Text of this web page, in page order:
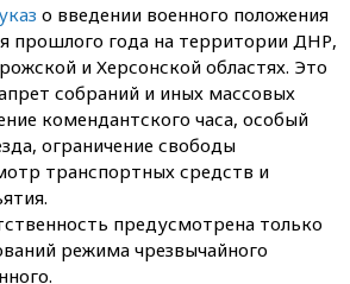
указ о введении военного положения
прошлого года на территории ДНР,
и Херсонской областях. Это
собраний и иных массовых
комендантского часа, особый
ограничение свободы
транспортных средств и
предусмотрена только
режима чрезвычайного